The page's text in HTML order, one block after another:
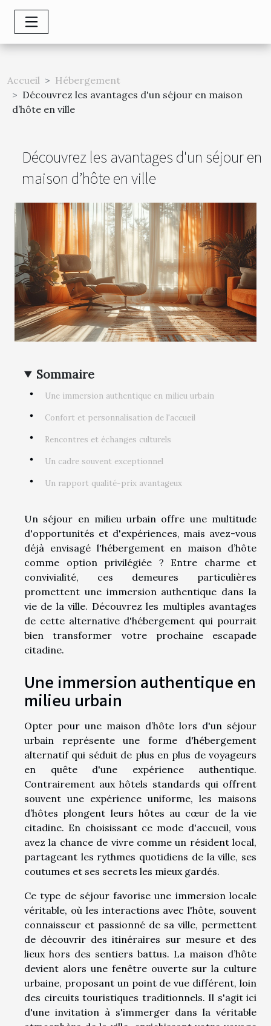
Accueil
Hébergement
Découvrez les avantages d'un séjour en maison
d’hôte en ville
Découvrez les avantages d'un séjour en
maison d’hôte en ville
Sommaire
Une immersion authentique en milieu urbain
Confort et personnalisation de l'accueil
Rencontres et échanges culturels
Un cadre souvent exceptionnel
Un rapport qualité-prix avantageux
Un séjour en milieu urbain offre une multitude
d'opportunités et d'expériences, mais avez-vous
déjà envisagé l'hébergement en maison d’hôte
comme option privilégiée ? Entre charme et
convivialité, ces demeures particulières
promettent une immersion authentique dans la
vie de la ville. Découvrez les multiples avantages
de cette alternative d'hébergement qui pourrait
bien transformer votre prochaine escapade
citadine.
Une immersion authentique en
milieu urbain
Opter pour une maison d’hôte lors d'un séjour
urbain représente une forme d'hébergement
alternatif qui séduit de plus en plus de voyageurs
en quête d'une expérience authentique.
Contrairement aux hôtels standards qui offrent
souvent une expérience uniforme, les maisons
d’hôtes plongent leurs hôtes au cœur de la vie
citadine. En choisissant ce mode d'accueil, vous
avez la chance de vivre comme un résident local,
partageant les rythmes quotidiens de la ville, ses
coutumes et ses secrets les mieux gardés.
Ce type de séjour favorise une immersion locale
véritable, où les interactions avec l'hôte, souvent
connaisseur et passionné de sa ville, permettent
de découvrir des itinéraires sur mesure et des
lieux hors des sentiers battus. La maison d’hôte
devient alors une fenêtre ouverte sur la culture
urbaine, proposant un point de vue différent, loin
des circuits touristiques traditionnels. Il s'agit ici
d'une invitation à s'immerger dans la véritable